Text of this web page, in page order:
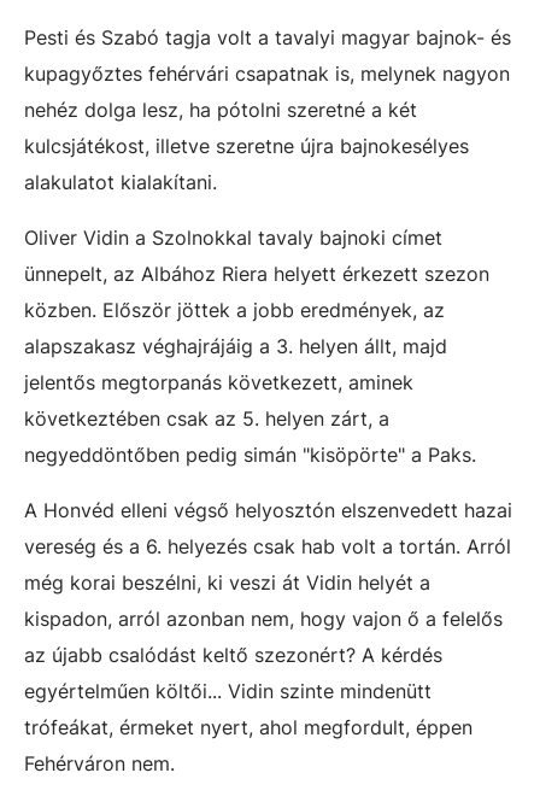
Pesti és Szabó tagja volt a tavalyi magyar bajnok- és
kupagyőztes fehérvári csapatnak is, melynek nagyon
nehéz dolga lesz, ha pótolni szeretné a két
kulcsjátékost, illetve szeretne újra bajnokesélyes
alakulatot kialakítani.
Oliver Vidin a Szolnokkal tavaly bajnoki címet
ünnepelt, az Albához Riera helyett érkezett szezon
közben. Először jöttek a jobb eredmények, az
alapszakasz véghajrájáig a 3. helyen állt, majd
jelentős megtorpanás következett, aminek
következtében csak az 5. helyen zárt, a
negyeddöntőben pedig simán "kisöpörte" a Paks.
A Honvéd elleni végső helyosztón elszenvedett hazai
vereség és a 6. helyezés csak hab volt a tortán. Arról
még korai beszélni, ki veszi át Vidin helyét a
kispadon, arról azonban nem, hogy vajon ő a felelős
az újabb csalódást keltő szezonért? A kérdés
egyértelműen költői... Vidin szinte mindenütt
trófeákat, érmeket nyert, ahol megfordult, éppen
Fehérváron nem.